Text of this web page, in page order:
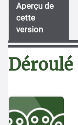
Aperçu de
cette
version